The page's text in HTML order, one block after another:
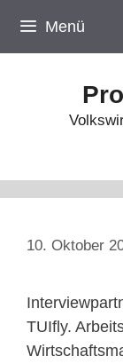
Inhalt
springen
Menü
10. Oktober
TUIfly.